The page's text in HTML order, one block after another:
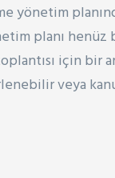
yönetim
planı
için bir
veya